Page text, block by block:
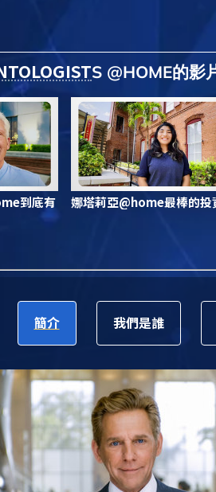
S @HOME的影
到底有
娜塔莉亞@home最棒的投
簡介 我們是誰